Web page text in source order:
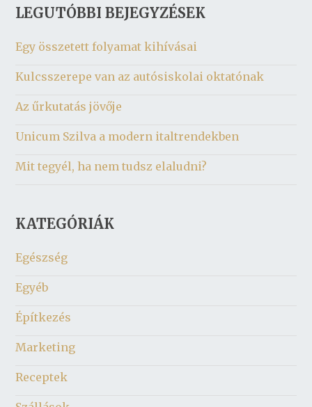
LEGUTÓBBI BEJEGYZÉSEK
Egy összetett folyamat kihívásai
Kulcsszerepe van az autósiskolai oktatónak
Az űrkutatás jövője
Unicum Szilva a modern italtrendekben
Mit tegyél, ha nem tudsz elaludni?
KATEGÓRIÁK
Egészség
Egyéb
Építkezés
Marketing
Receptek